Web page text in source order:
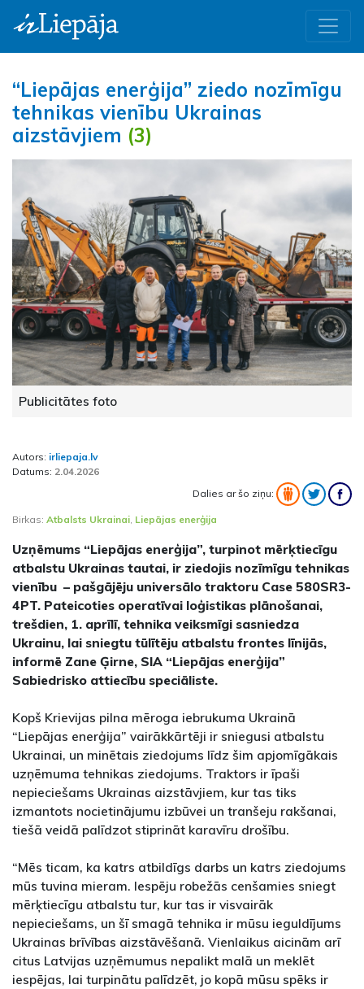
“Liepājas enerģija” ziedo nozīmīgu
tehnikas vienību Ukrainas
aizstāvjiem (3)
Publicitātes foto
Autors: irliepaja.lv
Datums: 2.04.2026
Dalies ar šo ziņu:
Birkas: Atbalsts Ukrainai, Liepājas enerģija
Uzņēmums “Liepājas enerģija”, turpinot mērķtiecīgu
atbalstu Ukrainas tautai, ir ziedojis nozīmīgu tehnikas
vienību – pašgājēju universālo traktoru Case 580SR3-
4PT. Pateicoties operatīvai loģistikas plānošanai,
trešdien, 1. aprīlī, tehnika veiksmīgi sasniedza
Ukrainu, lai sniegtu tūlītēju atbalstu frontes līnijās,
informē Zane Ģirne, SIA “Liepājas enerģija”
Sabiedrisko attiecību speciāliste.
Kopš Krievijas pilna mēroga iebrukuma Ukrainā
“Liepājas enerģija” vairākkārtēji ir sniegusi atbalstu
Ukrainai, un minētais ziedojums līdz šim apjomīgākais
uzņēmuma tehnikas ziedojums. Traktors ir īpaši
nepieciešams Ukrainas aizstāvjiem, kur tas tiks
izmantots nocietinājumu izbūvei un tranšeju rakšanai,
tiešā veidā palīdzot stiprināt karavīru drošību.
“Mēs ticam, ka katrs atbildīgs darbs un katrs ziedojums
mūs tuvina mieram. Iespēju robežās cenšamies sniegt
mērķtiecīgu atbalstu tur, kur tas ir visvairāk
nepieciešams, un šī smagā tehnika ir mūsu ieguldījums
Ukrainas brīvības aizstāvēšanā. Vienlaikus aicinām arī
citus Latvijas uzņēmumus nepalikt malā un meklēt
iespējas, lai turpinātu palīdzēt, jo kopā mūsu spēks ir